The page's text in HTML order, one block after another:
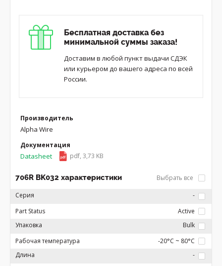
Бесплатная доставка без
минимальной суммы заказа!
Доставим в любой пункт выдачи СДЭК
или курьером до вашего адреса по всей
России.
Производитель
Alpha Wire
Документация
Datasheet pdf, 3,73 KB
706R BK032 характеристики Выбрать все
Серия
-
Part Status
Active
Упаковка
Bulk
Рабочая температура
-20°C ~ 80°C
Длина
-